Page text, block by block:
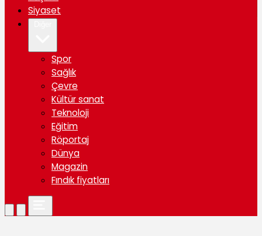
Siyaset
Spor
Sağlık
Çevre
Kültür sanat
Teknoloji
Eğitim
Röportaj
Dünya
Magazin
Fındık fiyatları